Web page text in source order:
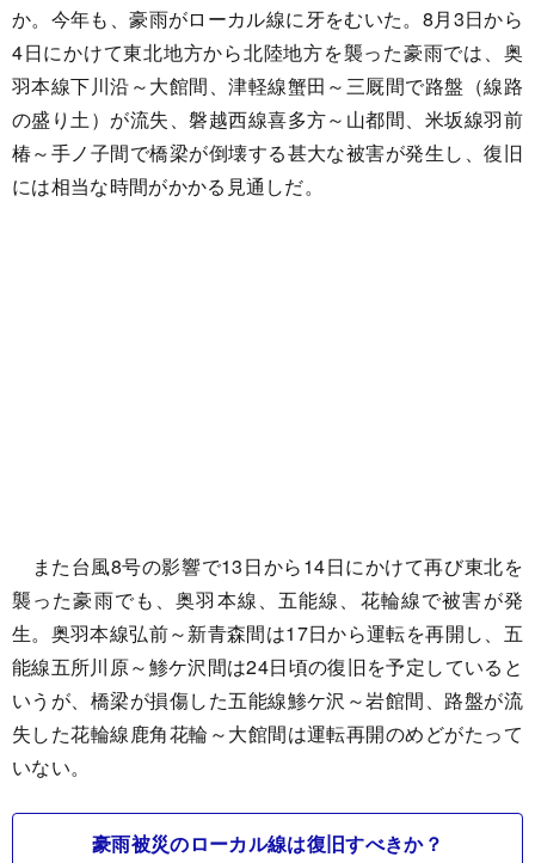
か。今年も、豪雨がローカル線に牙をむいた。8月3日から
4日にかけて東北地方から北陸地方を襲った豪雨では、奥
羽本線下川沿～大館間、津軽線蟹田～三厩間で路盤（線路
の盛り土）が流失、磐越西線喜多方～山都間、米坂線羽前
椿～手ノ子間で橋梁が倒壊する甚大な被害が発生し、復旧
には相当な時間がかかる見通しだ。
また台風8号の影響で13日から14日にかけて再び東北を
襲った豪雨でも、奥羽本線、五能線、花輪線で被害が発
生。奥羽本線弘前～新青森間は17日から運転を再開し、五
能線五所川原～鯵ケ沢間は24日頃の復旧を予定していると
いうが、橋梁が損傷した五能線鯵ケ沢～岩館間、路盤が流
失した花輪線鹿角花輪～大館間は運転再開のめどがたって
いない。
豪雨被災のローカル線は復旧すべきか？